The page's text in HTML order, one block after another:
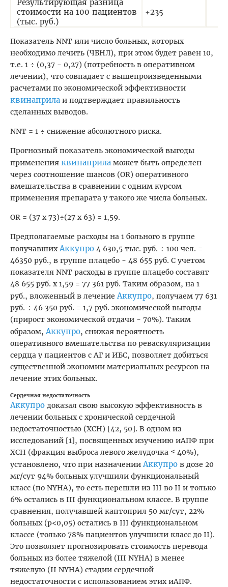
Результирующая разница
стоимости на 100 пациентов
(тыс. руб.)
+235
Показатель NNT или число больных, которых
необходимо лечить (ЧБНЛ), при этом будет равен 10,
т.е. 1 ÷ (0,37 - 0,27) (потребность в оперативном
лечении), что совпадает с вышепроизведенными
расчетами по экономической эффективности
квинаприла и подтверждает правильность
сделанных выводов.
NNT = 1 ÷ снижение абсолютного риска.
Прогнозный показатель экономической выгоды
применения квинаприла может быть определен
через соотношение шансов (OR) оперативного
вмешательства в сравнении с одним курсом
применения препарата у такого же числа больных.
OR = (37 х 73)÷(27 х 63) = 1,59.
Предполагаемые расходы на 1 больного в группе
получавшихАккупро 4 630,5 тыс. руб. ÷ 100 чел. =
46350 руб., в группе плацебо - 48 655 руб. С учетом
показателя NNT расходы в группе плацебо составят
48 655 руб. х 1,59 = 77 361 руб. Таким образом, на 1
руб., вложенный в лечениеАккупро, получаем 77 631
руб. ÷ 46 350 руб. = 1,7 руб. экономической выгоды
(прирост экономической отдачи - 70%). Таким
образом,Аккупро, снижая вероятность
оперативного вмешательства по реваскуляризации
сердца у пациентов с АГ и ИБС, позволяет добиться
существенной экономии материальных ресурсов на
лечение этих больных.
Сердечная недостаточность
Аккупро доказал свою высокую эффективность в
лечении больных с хронической сердечной
недостаточностью (ХСН) [42, 50]. В одном из
исследований [1], посвященных изучению иАПФ при
ХСН (фракция выброса левого желудочка ≤ 40%),
установлено, что при назначенииАккупро в дозе 20
мг/сут 94% больных улучшили функциональный
класс (по NYHA), то есть перешли из III во II и только
6% остались в III функциональном классе. В группе
сравнения, получавшей каптоприл 50 мг/сут, 22%
больных (p<0,05) остались в III функциональном
классе (только 78% пациентов улучшили класс до II).
Это позволяет прогнозировать стоимость перевода
больных из более тяжелой (III NYHA) в менее
тяжелую (II NYHA) стадии сердечной
недостаточности с использованием этих иАПФ.